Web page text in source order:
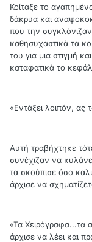
Κοίταξε το
δάκρυα και
που την
καθησυχαστικά τα
του για μια στιγμή
καταφατικά το
«Εντάξει λοιπόν, ας
Αυτή τραβήχτηκε
συνέχιζαν να
τα σκούπισε όσο
άρχισε να
«Τα Χειρόγραφα...τα
άρχισε να λέει και